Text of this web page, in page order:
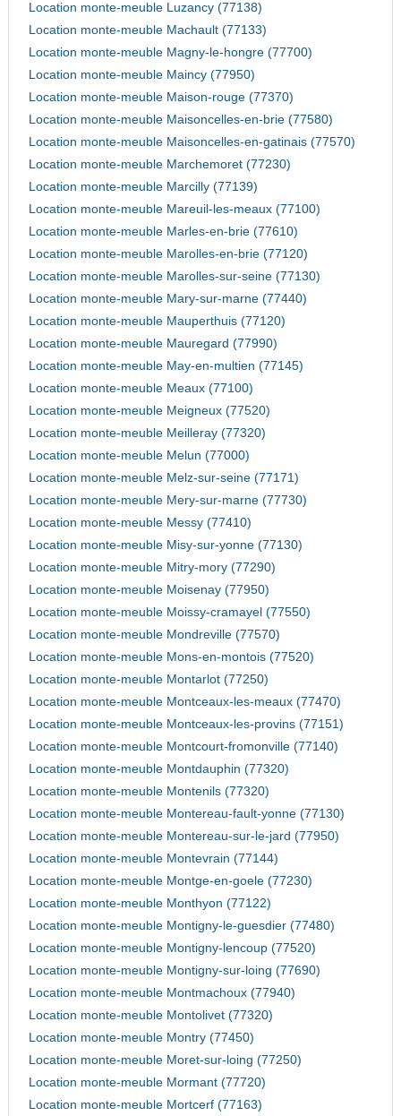
Location monte-meuble Luzancy (77138)
Location monte-meuble Machault (77133)
Location monte-meuble Magny-le-hongre (77700)
Location monte-meuble Maincy (77950)
Location monte-meuble Maison-rouge (77370)
Location monte-meuble Maisoncelles-en-brie (77580)
Location monte-meuble Maisoncelles-en-gatinais (77570)
Location monte-meuble Marchemoret (77230)
Location monte-meuble Marcilly (77139)
Location monte-meuble Mareuil-les-meaux (77100)
Location monte-meuble Marles-en-brie (77610)
Location monte-meuble Marolles-en-brie (77120)
Location monte-meuble Marolles-sur-seine (77130)
Location monte-meuble Mary-sur-marne (77440)
Location monte-meuble Mauperthuis (77120)
Location monte-meuble Mauregard (77990)
Location monte-meuble May-en-multien (77145)
Location monte-meuble Meaux (77100)
Location monte-meuble Meigneux (77520)
Location monte-meuble Meilleray (77320)
Location monte-meuble Melun (77000)
Location monte-meuble Melz-sur-seine (77171)
Location monte-meuble Mery-sur-marne (77730)
Location monte-meuble Messy (77410)
Location monte-meuble Misy-sur-yonne (77130)
Location monte-meuble Mitry-mory (77290)
Location monte-meuble Moisenay (77950)
Location monte-meuble Moissy-cramayel (77550)
Location monte-meuble Mondreville (77570)
Location monte-meuble Mons-en-montois (77520)
Location monte-meuble Montarlot (77250)
Location monte-meuble Montceaux-les-meaux (77470)
Location monte-meuble Montceaux-les-provins (77151)
Location monte-meuble Montcourt-fromonville (77140)
Location monte-meuble Montdauphin (77320)
Location monte-meuble Montenils (77320)
Location monte-meuble Montereau-fault-yonne (77130)
Location monte-meuble Montereau-sur-le-jard (77950)
Location monte-meuble Montevrain (77144)
Location monte-meuble Montge-en-goele (77230)
Location monte-meuble Monthyon (77122)
Location monte-meuble Montigny-le-guesdier (77480)
Location monte-meuble Montigny-lencoup (77520)
Location monte-meuble Montigny-sur-loing (77690)
Location monte-meuble Montmachoux (77940)
Location monte-meuble Montolivet (77320)
Location monte-meuble Montry (77450)
Location monte-meuble Moret-sur-loing (77250)
Location monte-meuble Mormant (77720)
Location monte-meuble Mortcerf (77163)